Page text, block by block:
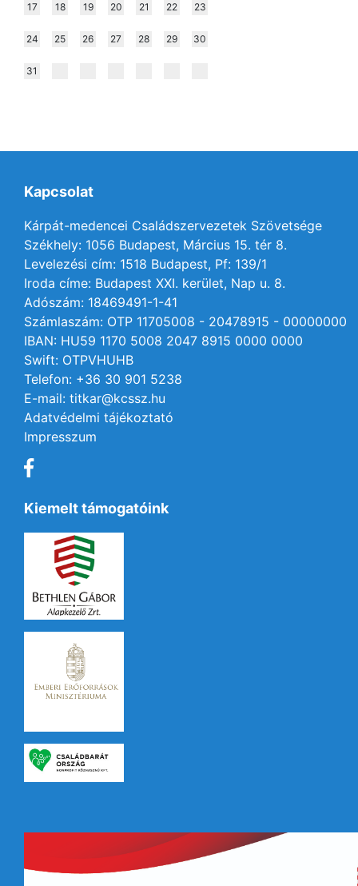
17 18 19 20 21 22 23
24 25 26 27 28 29 30
31
Kapcsolat
Kárpát-medencei Családszervezetek Szövetsége
Székhely: 1056 Budapest, Március 15. tér 8.
Levelezési cím: 1518 Budapest, Pf: 139/1
Iroda címe: Budapest XXI. kerület, Nap u. 8.
Adószám: 18469491-1-41
Számlaszám: OTP 11705008 - 20478915 - 00000000
IBAN: HU59 1170 5008 2047 8915 0000 0000
Swift: OTPVHUHB
Telefon: +36 30 901 5238
E-mail: titkar@kcssz.hu
Adatvédelmi tájékoztató
Impresszum
Kiemelt támogatóink